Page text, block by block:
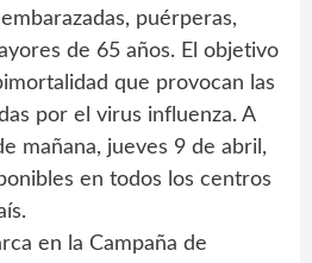
puérperas,
de 65 años. El objetivo
que provocan las
por el virus influenza. A
mañana, jueves 9 de abril,
en todos los centros
en la Campaña de